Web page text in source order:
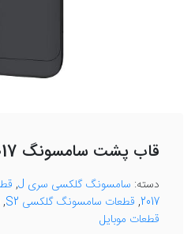
قاب پشت سامسونگ J3 2017
دسته: سامسونگ گلکسی سری J ,
2017
, قطعات سامسونگ گلکسی S2 ,
قطعات موبایل